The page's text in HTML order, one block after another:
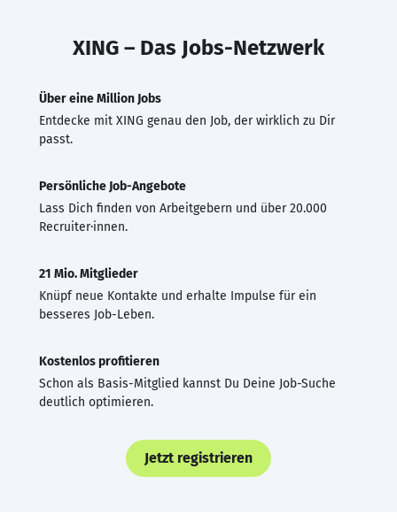
XING – Das Jobs-Netzwerk
Über eine Million Jobs
Entdecke mit XING genau den Job, der wirklich zu Dir
passt.
Persönliche Job-Angebote
Lass Dich finden von Arbeitgebern und über 20.000
Recruiter·innen.
21 Mio. Mitglieder
Knüpf neue Kontakte und erhalte Impulse für ein
besseres Job-Leben.
Kostenlos profitieren
Schon als Basis-Mitglied kannst Du Deine Job-Suche
deutlich optimieren.
Jetzt registrieren